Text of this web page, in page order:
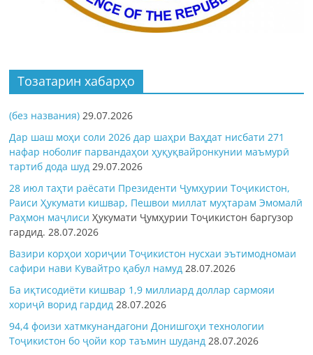
Тозатарин хабарҳо
(без названия) 29.07.2026
Дар шаш моҳи соли 2026 дар шаҳри Ваҳдат нисбати 271
нафар ноболиғ парвандаҳои ҳуқуқвайронкунии маъмурӣ
тартиб дода шуд 29.07.2026
28 июл таҳти раёсати Президенти Ҷумҳурии Тоҷикистон,
Раиси Ҳукумати кишвар, Пешвои миллат муҳтарам Эмомалӣ
Раҳмон маҷлисиҲукумати Ҷумҳурии Тоҷикистон баргузор
гардид.28.07.2026
Вазири корҳои хориҷии Тоҷикистон нусхаи эътимодномаи
сафири нави Кувайтро қабул намуд 28.07.2026
Ба иқтисодиёти кишвар 1,9 миллиард доллар сармояи
хориҷӣ ворид гардид 28.07.2026
94,4 фоизи хатмкунандагони Донишгоҳи технологии
Тоҷикистон бо ҷойи кор таъмин шуданд 28.07.2026